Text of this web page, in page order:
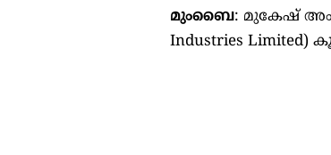
മുംബൈ: മുകേഷ്
Industries